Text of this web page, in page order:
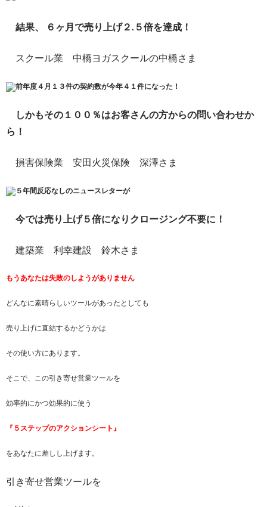
結果、 ６ヶ月で売り上げ２.５倍を達成！
スクール業 中橋ヨガスクールの中橋さま
前年度４月１３件の契約数が今年４１件になった！
しかもその１００％はお客さんの方からの問い合わせか
ら！
損害保険業 安田火災保険 深澤さま
５年間反応なしのニュースレターが
今では売り上げ５倍になりクロージング不要に！
建築業 利幸建設 鈴木さま
もうあなたは失敗のしようがありません
どんなに素晴らしいツールがあったとしても
売り上げに直結するかどうかは
その使い方にあります。
そこで、この引き寄せ営業ツールを
効率的にかつ効果的に使う
『５ステップのアクションシート』
をあなたに差しし上げます。
引き寄せ営業ツールを